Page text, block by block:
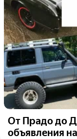
От Прадо до
объявления